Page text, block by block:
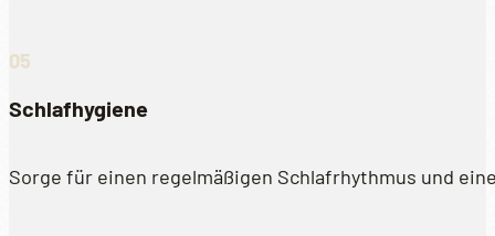
Schlafhygiene
Sorge für einen regelmäßigen Schlafrhythmus und